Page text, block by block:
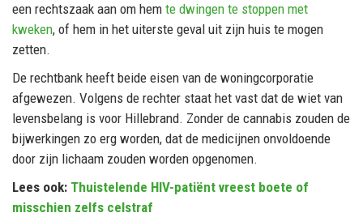
een rechtszaak aan om hem te dwingen te stoppen met
kweken, of hem in het uiterste geval uit zijn huis te mogen
zetten.
De rechtbank heeft beide eisen van de woningcorporatie
afgewezen. Volgens de rechter staat het vast dat de wiet van
levensbelang is voor Hillebrand. Zonder de cannabis zouden de
bijwerkingen zo erg worden, dat de medicijnen onvoldoende
door zijn lichaam zouden worden opgenomen.
Lees ook: Thuistelende HIV-patiënt vreest boete of
misschien zelfs celstraf